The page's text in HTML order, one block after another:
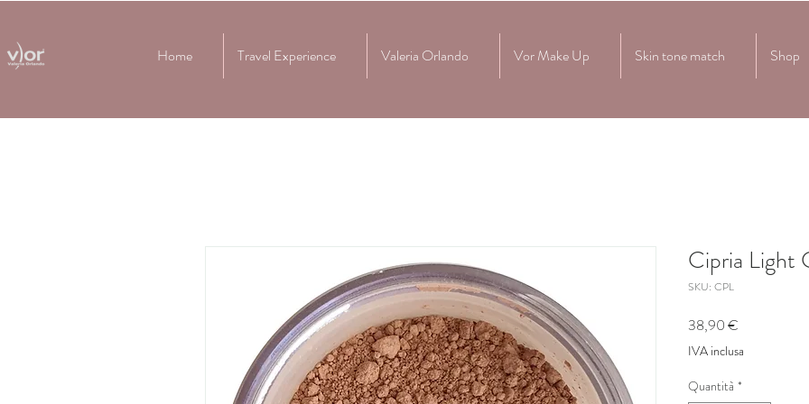
Home Travel Experience Valeria Orlando Vor Make Up Skin tone match Shop
Cipria Light
SKU: CPL
38,90 €
IVA inclusa
Quantità *